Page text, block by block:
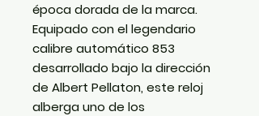
época dorada de la marca.
Equipado con el legendario
calibre automático 853
desarrollado bajo la dirección
de Albert Pellaton, este reloj
alberga uno de los